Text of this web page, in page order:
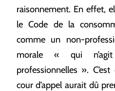
raisonnement. En effet,
le Code de la
comme un non-
morale « qui
professionnelles ».
cour d’appel aurait dû